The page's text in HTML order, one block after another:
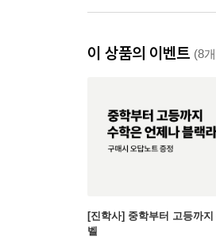
이 상품의 이벤트 (8
[진학사] 중학부터 고등까
벨